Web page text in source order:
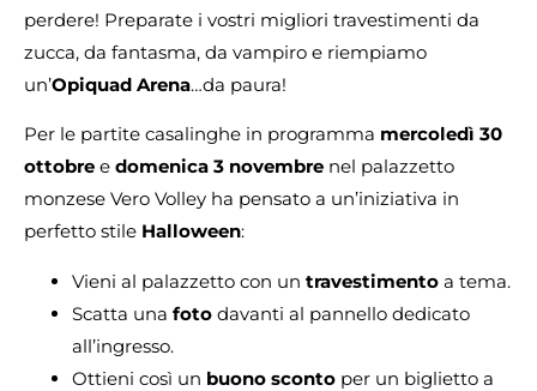
perdere! Preparate i vostri migliori travestimenti da
zucca, da fantasma, da vampiro e riempiamo
un’Opiquad Arena…da paura!
Per le partite casalinghe in programma mercoledì 30
ottobre e domenica 3 novembre nel palazzetto
monzese Vero Volley ha pensato a un’iniziativa in
perfetto stile Halloween:
Vieni al palazzetto con un travestimento a tema.
Scatta una foto davanti al pannello dedicato
all’ingresso.
Ottieni così un buono sconto per un biglietto a